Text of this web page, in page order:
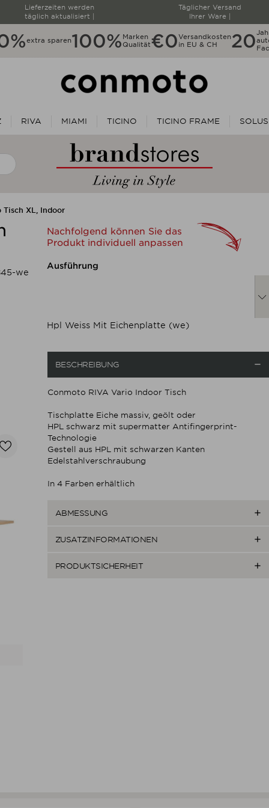
Lieferzeiten werden
täglich aktualisiert |
Täglicher Versand
Ihrer Ware |
extra sparen100% Marken
Qualität€0Versandkosten
in EU & CH
20
RIVA MIAMI TICINO TICINO FRAME SOLUS
Tisch XL, Indoor
we
Nachfolgend können Sie das
Produkt individuell anpassen
Nachfolgend können Sie
Ausführung
Hpl Weiss Mit Eichenplatte (we)
BESCHREIBUNG 
Conmoto RIVA Vario Indoor Tisch
Tischplatte Eiche massiv, geölt oder
HPL schwarz mit supermatter Antifingerprint-
Technologie
Gestell aus HPL mit schwarzen Kanten
Edelstahlverschraubung
In 4 Farben erhältlich
ABMESSUNG 
ZUSATZINFORMATIONEN 
PRODUKTSICHERHEIT 